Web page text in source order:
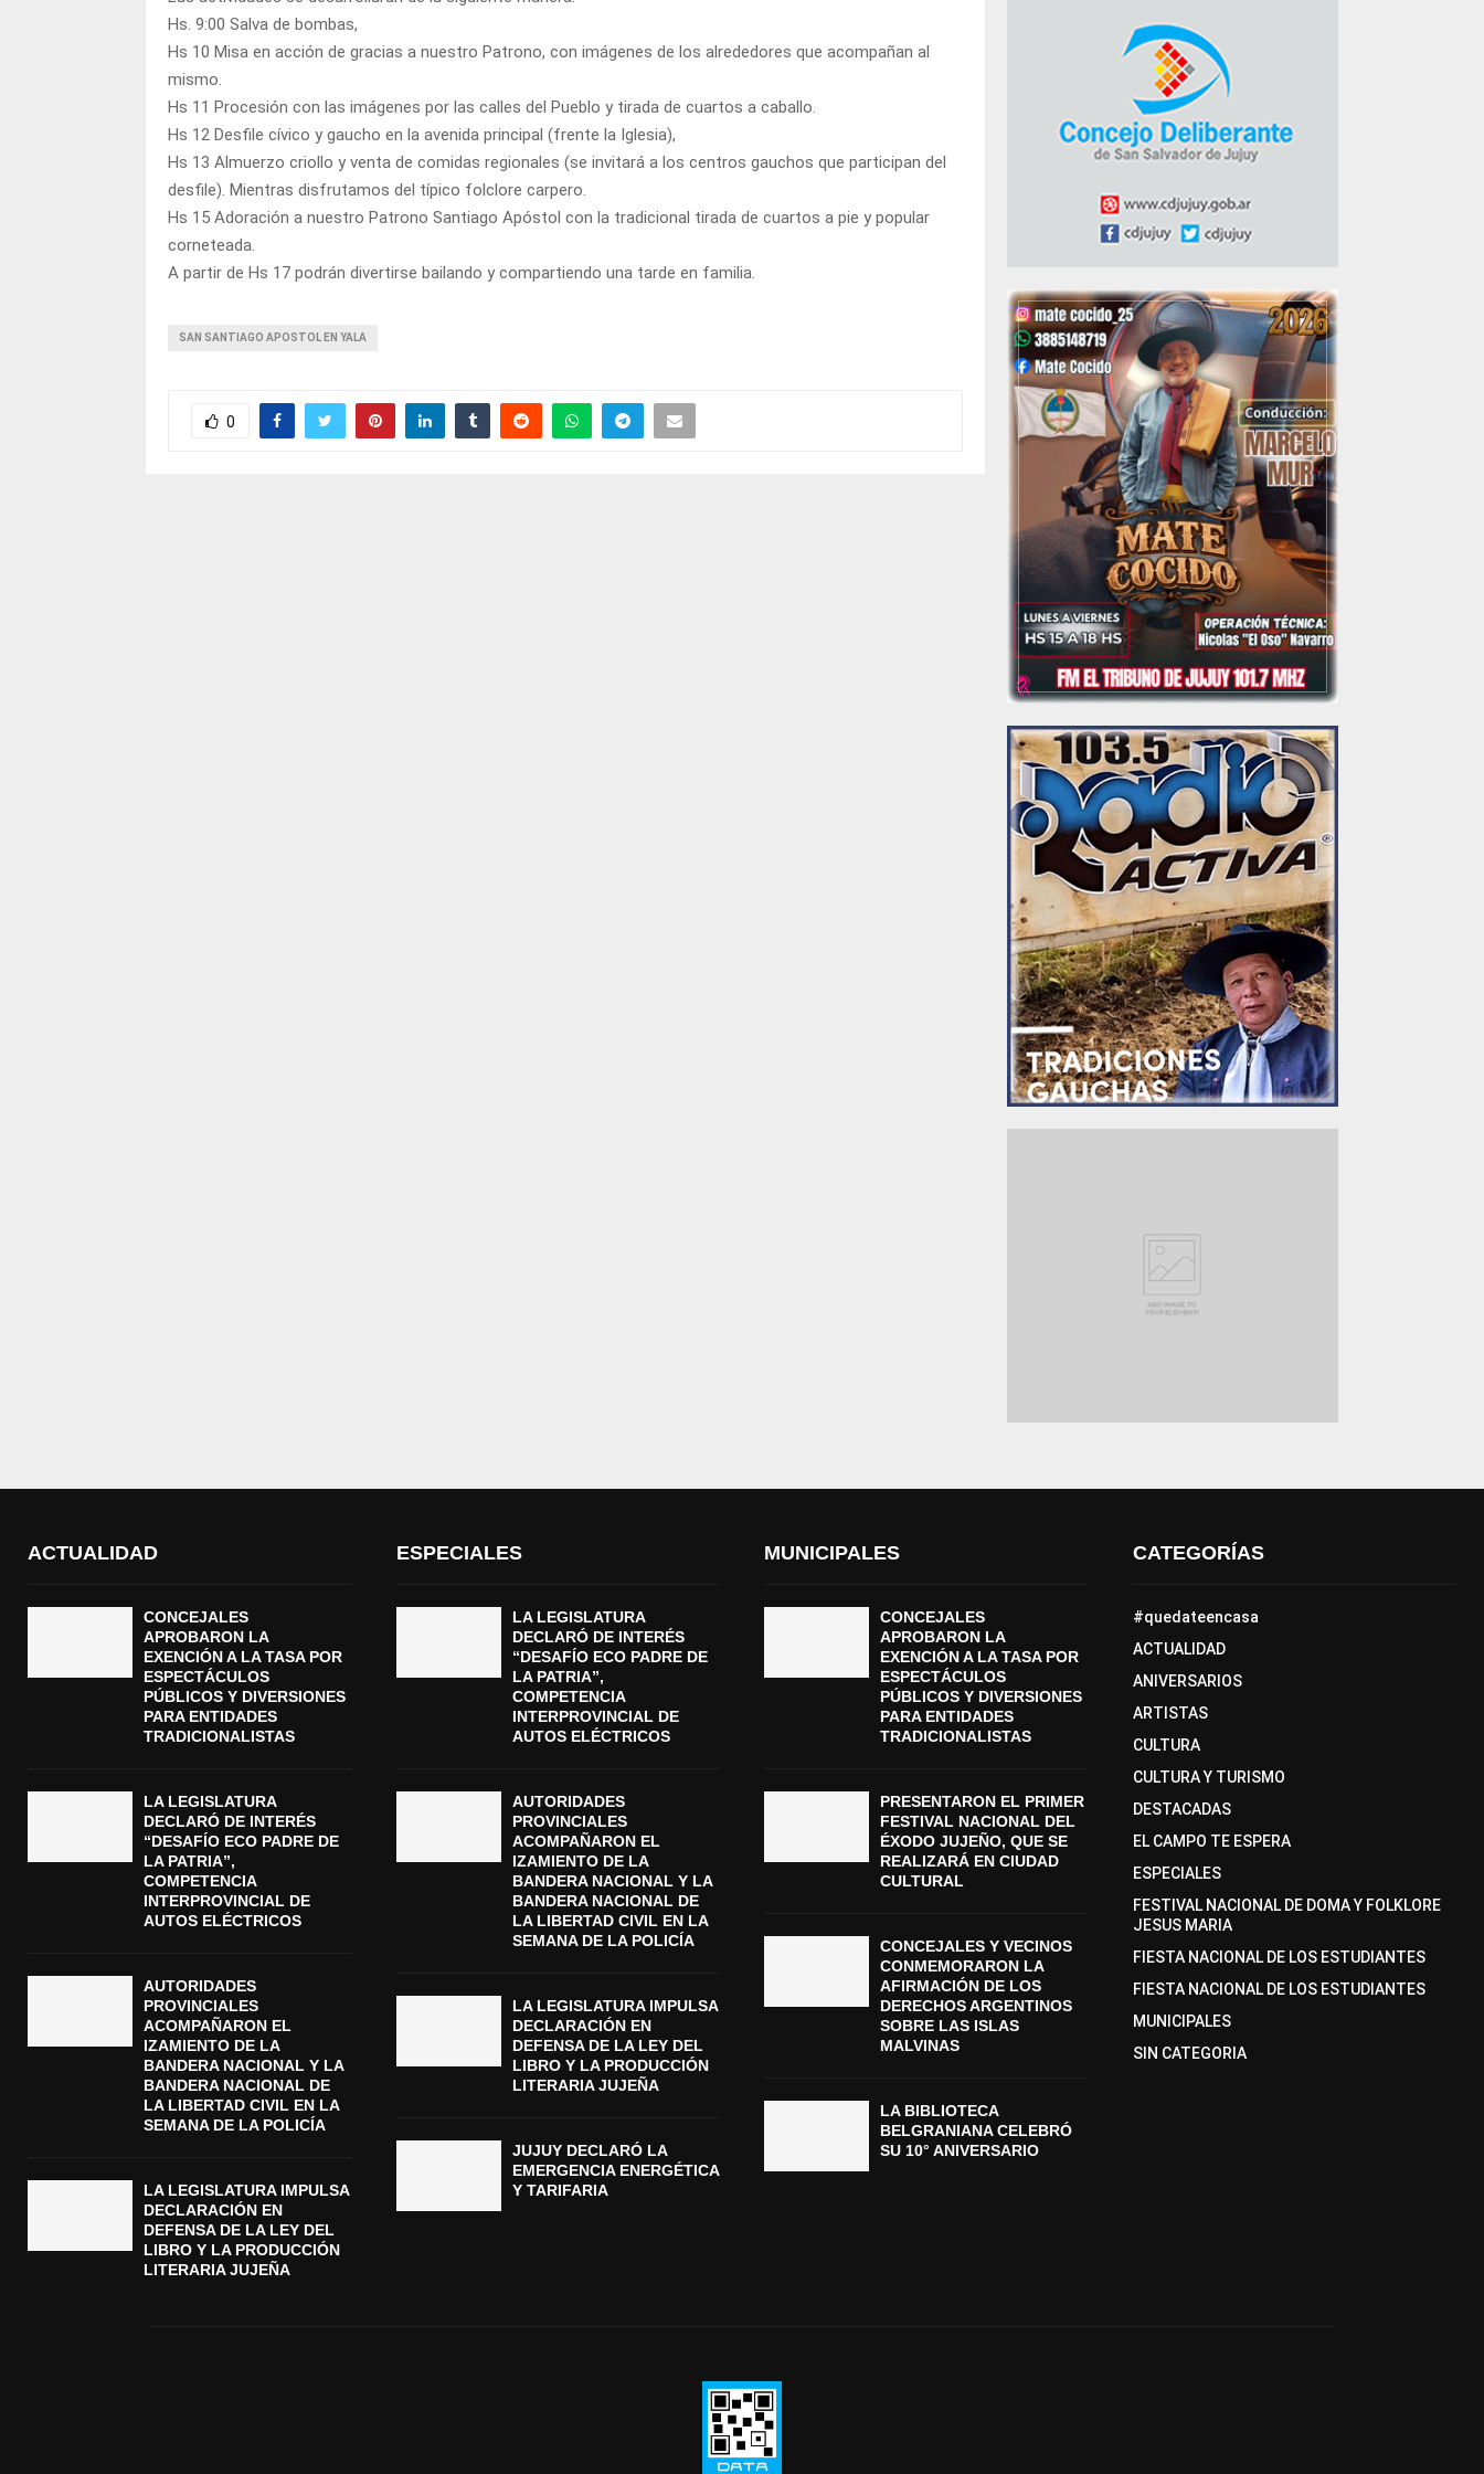
Hs. 9:00 Salva de bombas,
Hs 10 Misa en acción de gracias a nuestro Patrono, con imágenes de los alrededores que acompañan al
mismo.
Hs 11 Procesión con las imágenes por las calles del Pueblo y tirada de cuartos a caballo.
Hs 12 Desfile cívico y gaucho en la avenida principal (frente la Iglesia),
Hs 13 Almuerzo criollo y venta de comidas regionales (se invitará a los centros gauchos que participan del
desfile). Mientras disfrutamos del típico folclore carpero.
Hs 15 Adoración a nuestro Patrono Santiago Apóstol con la tradicional tirada de cuartos a pie y popular
corneteada.
A partir de Hs 17 podrán divertirse bailando y compartiendo una tarde en familia.
SAN SANTIAGO APOSTOL EN YALA
0
ACTUALIDAD
CONCEJALES
APROBARON LA
EXENCIÓN A LA TASA POR
ESPECTÁCULOS
PÚBLICOS Y DIVERSIONES
PARA ENTIDADES
TRADICIONALISTAS
LA LEGISLATURA
DECLARÓ DE INTERÉS
“DESAFÍO ECO PADRE DE
LA PATRIA”,
COMPETENCIA
INTERPROVINCIAL DE
AUTOS ELÉCTRICOS
AUTORIDADES
PROVINCIALES
ACOMPAÑARON EL
IZAMIENTO DE LA
BANDERA NACIONAL Y LA
BANDERA NACIONAL DE
LA LIBERTAD CIVIL EN LA
SEMANA DE LA POLICÍA
LA LEGISLATURA IMPULSA
DECLARACIÓN EN
DEFENSA DE LA LEY DEL
LIBRO Y LA PRODUCCIÓN
LITERARIA JUJEÑA
ESPECIALES
LA LEGISLATURA
DECLARÓ DE INTERÉS
“DESAFÍO ECO PADRE DE
LA PATRIA”,
COMPETENCIA
INTERPROVINCIAL DE
AUTOS ELÉCTRICOS
AUTORIDADES
PROVINCIALES
ACOMPAÑARON EL
IZAMIENTO DE LA
BANDERA NACIONAL Y LA
BANDERA NACIONAL DE
LA LIBERTAD CIVIL EN LA
SEMANA DE LA POLICÍA
LA LEGISLATURA IMPULSA
DECLARACIÓN EN
DEFENSA DE LA LEY DEL
LIBRO Y LA PRODUCCIÓN
LITERARIA JUJEÑA
JUJUY DECLARÓ LA
EMERGENCIA ENERGÉTICA
Y TARIFARIA
MUNICIPALES
CONCEJALES
APROBARON LA
EXENCIÓN A LA TASA POR
ESPECTÁCULOS
PÚBLICOS Y DIVERSIONES
PARA ENTIDADES
TRADICIONALISTAS
PRESENTARON EL PRIMER
FESTIVAL NACIONAL DEL
ÉXODO JUJEÑO, QUE SE
REALIZARÁ EN CIUDAD
CULTURAL
CONCEJALES Y VECINOS
CONMEMORARON LA
AFIRMACIÓN DE LOS
DERECHOS ARGENTINOS
SOBRE LAS ISLAS
MALVINAS
LA BIBLIOTECA
BELGRANIANA CELEBRÓ
SU 10° ANIVERSARIO
CATEGORÍAS
#quedateencasa
ACTUALIDAD
ANIVERSARIOS
ARTISTAS
CULTURA
CULTURA Y TURISMO
DESTACADAS
EL CAMPO TE ESPERA
ESPECIALES
FESTIVAL NACIONAL DE DOMA Y FOLKLORE
JESUS MARIA
FIESTA NACIONAL DE LOS ESTUDIANTES
FIESTA NACIONAL DE LOS ESTUDIANTES
MUNICIPALES
SIN CATEGORIA